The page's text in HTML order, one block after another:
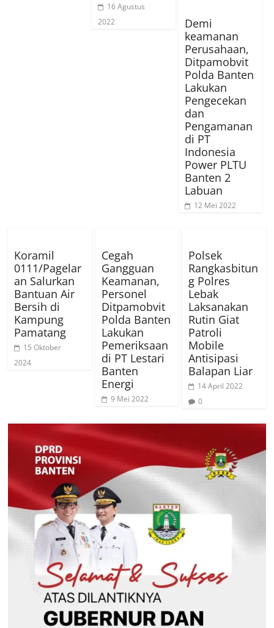
16 Agustus
2022
Demi
keamanan
Perusahaan,
Ditpamobvit
Polda Banten
Lakukan
Pengecekan
dan
Pengamanan
di PT
Indonesia
Power PLTU
Banten 2
Labuan
12 Mei 2022
Koramil
0111/Pagelar
an Salurkan
Bantuan Air
Bersih di
Kampung
Pamatang
15 Oktober
2024
Cegah
Gangguan
Keamanan,
Personel
Ditpamobvit
Polda Banten
Lakukan
Pemeriksaan
di PT Lestari
Banten
Energi
9 Mei 2022
Polsek
Rangkasbitun
g Polres
Lebak
Laksanakan
Rutin Giat
Patroli
Mobile
Antisipasi
Balapan Liar
14 April 2022
0